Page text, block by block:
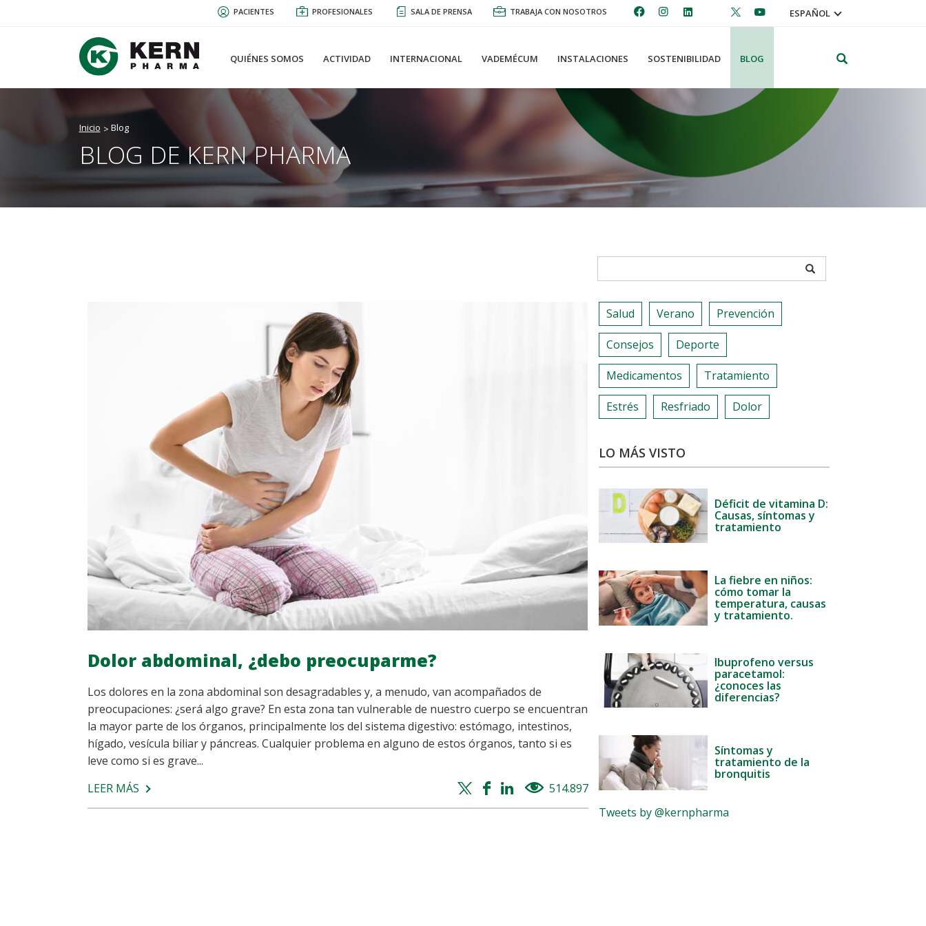
PACIENTES PROFESIONALES SALA DE PRENSA TRABAJA CON NOSOTROS ESPAÑOL
QUIÉNES SOMOS ACTIVIDAD INTERNACIONAL VADEMÉCUM INSTALACIONES SOSTENIBILIDAD BLOG
Inicio Blog
BLOG DE KERN PHARMA
APPLY
Dolor abdominal, ¿debo preocuparme?
Los dolores en la zona abdominal son desagradables y, a menudo, van acompañados de
preocupaciones: ¿será algo grave? En esta zona tan vulnerable de nuestro cuerpo se encuentran
la mayor parte de los órganos, principalmente los del sistema digestivo: estómago, intestinos,
hígado, vesícula biliar y páncreas. Cualquier problema en alguno de estos órganos, tanto si es
leve como si es grave...
LEER MÁS SOBRE
DOLOR
Twitter
share
Facebook
share
Whatsapp
share
Linkedin
share
514.897views
Salud Verano Prevención
Consejos Deporte
Medicamentos Tratamiento
Estrés Resfriado Dolor
LO MÁS VISTO
Déficit de vitamina D:
Causas, síntomas y
tratamiento
La fiebre en niños:
cómo tomar la
temperatura, causas
y tratamiento.
Ibuprofeno versus
paracetamol:
¿conoces las
diferencias?
Síntomas y
tratamiento de la
bronquitis
Tweets by @kernpharma